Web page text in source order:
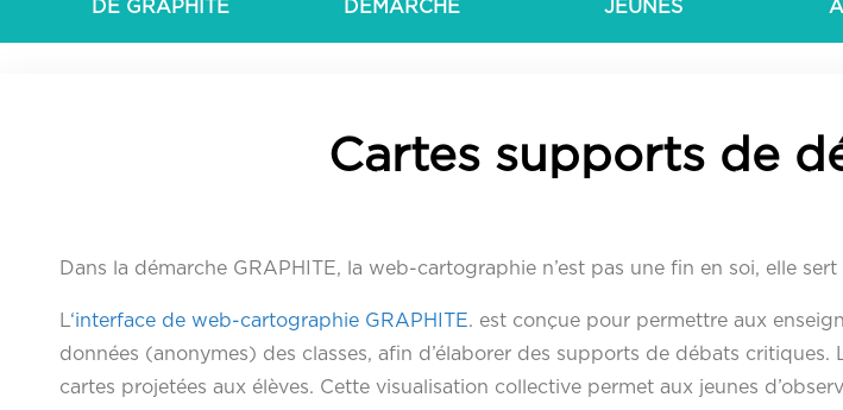
DE GRAPHITE
DÉMARCHE
JEUNES
Cartes supports de
Dans la démarche GRAPHITE, la web-cartographie n’est pas une fin en soi, elle
‘interface de web-cartographie GRAPHITE. est conçue pour permettre aux
données (anonymes) des classes, afin d’élaborer des supports de débats
cartes projetées aux élèves. Cette visualisation collective permet aux jeunes